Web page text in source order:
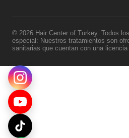
© 2026 Hair Center of Turkey. Todos
especial: Nuestros tratamientos son
sanitarias que cuentan con una